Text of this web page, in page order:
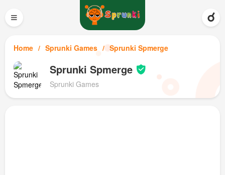
≡
Home Sprunki Games Sprunki Spmerge
Sprunki Spmerge
Sprunki Games